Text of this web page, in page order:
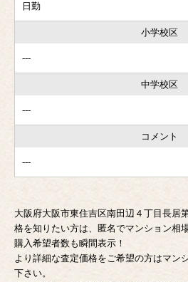
日勤
小学校区
---
中学校区
---
コメント
---
大阪府大阪市東住吉区南田辺４丁目長居
格を知りたい方は、匿名でマンション相
購入希望者数も瞬間表示！
より詳細な査定価格をご希望の方はマン
下さい。